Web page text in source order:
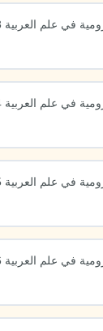
في علم العربية 93
في علم العربية 94
في علم العربية 95
في علم العربية 96